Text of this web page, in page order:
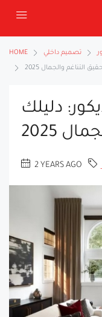
HOME تصميم داخلي
التناغم والجمال 2025
دليلك
2025
2 YEARS AGO